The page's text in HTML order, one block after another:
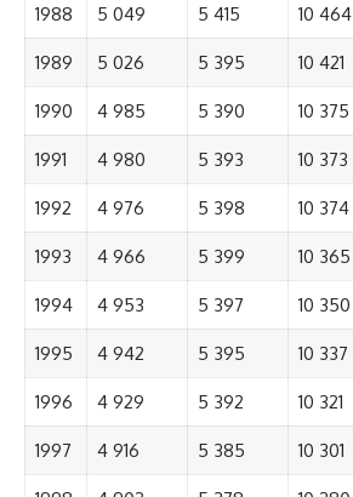
1988 5 049 5 415 10 464
1989 5 026 5 395 10 421
1990 4 985 5 390 10 375
1991 4 980 5 393 10 373
1992 4 976 5 398 10 374
1993 4 966 5 399 10 365
1994 4 953 5 397 10 350
1995 4 942 5 395 10 337
1996 4 929 5 392 10 321
1997 4 916 5 385 10 301